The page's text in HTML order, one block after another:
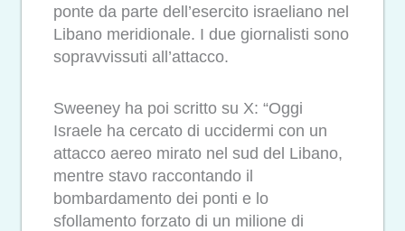
ponte da parte dell’esercito israeliano nel
Libano meridionale. I due giornalisti sono
sopravvissuti all’attacco.
Sweeney ha poi scritto su X: “Oggi
Israele ha cercato di uccidermi con un
attacco aereo mirato nel sud del Libano,
mentre stavo raccontando il
bombardamento dei ponti e lo
sfollamento forzato di un milione di